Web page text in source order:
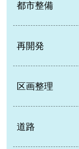
都市整備
再開発
区画整理
道路